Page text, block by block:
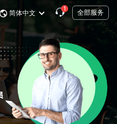
简体中文
1
全部服务